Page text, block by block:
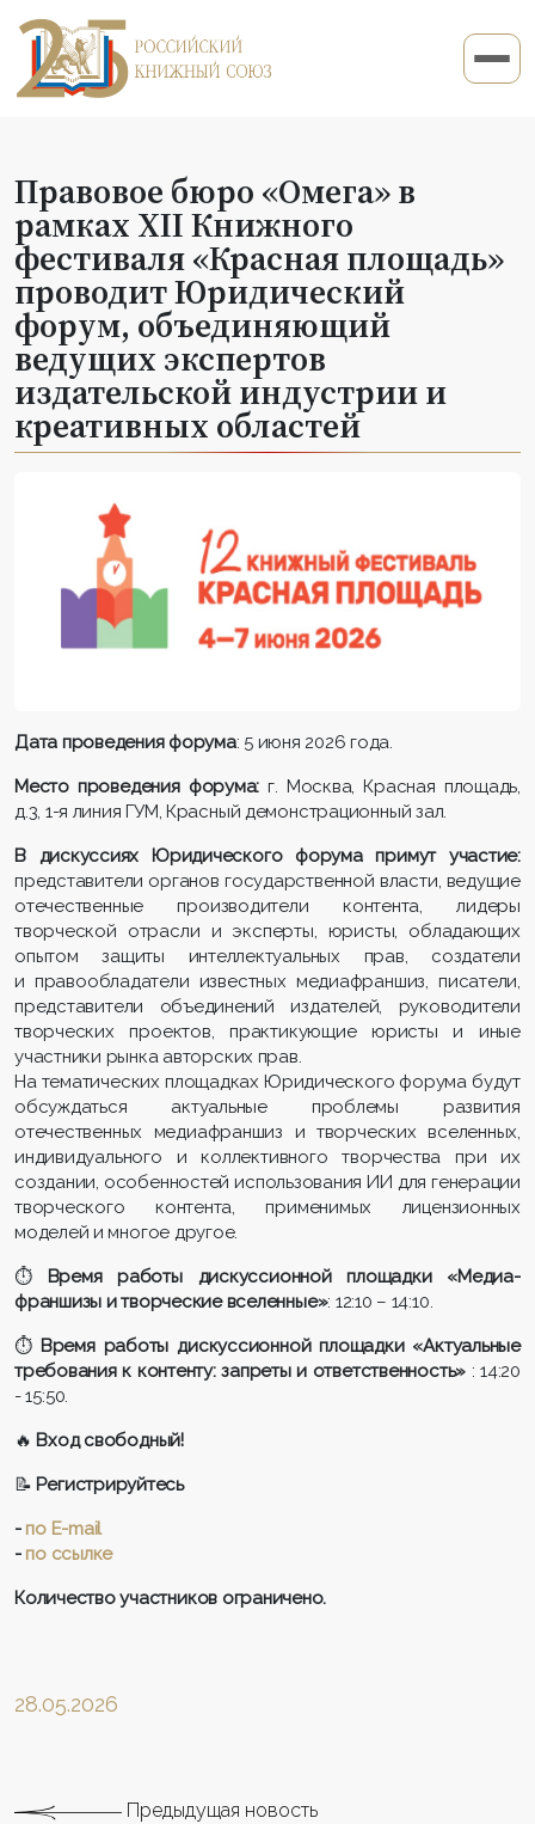
Правовое бюро «Омега» в
рамках XII Книжного
фестиваля «Красная площадь»
проводит Юридический
форум, объединяющий
ведущих экспертов
издательской индустрии и
креативных областей
Дата проведения форума: 5 июня 2026 года.
Место проведения форума: г. Москва, Красная площадь,
д.3, 1-я линия ГУМ, Красный демонстрационный зал.
В дискуссиях Юридического форума примут участие:
представители органов государственной власти, ведущие
отечественные производители контента, лидеры
творческой отрасли и эксперты, юристы, обладающих
опытом защиты интеллектуальных прав, создатели
и правообладатели известных медиафраншиз, писатели,
представители объединений издателей, руководители
творческих проектов, практикующие юристы и иные
участники рынка авторских прав.
На тематических площадках Юридического форума будут
обсуждаться актуальные проблемы развития
отечественных медиафраншиз и творческих вселенных,
индивидуального и коллективного творчества при их
создании, особенностей использования ИИ для генерации
творческого контента, применимых лицензионных
моделей и многое другое.
⏱️ Время работы дискуссионной площадки «Медиа­
франшизы и творческие вселенные»: 12:10 – 14:10.
⏱️ Время работы дискуссионной площадки «Актуальные
требования к контенту: запреты и ответственность» : 14:20
- 15:50.
🔥 Вход свободный!
📝 Регистрируйтесь
- поE-mail
- по ссылке
Количество участников ограничено.
28.05.2026
Предыдущая новость